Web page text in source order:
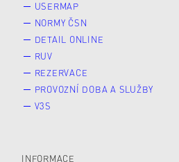
USERMAP
NORMY ČSN
DETAIL ONLINE
RUV
REZERVACE
PROVOZNÍ DOBA A SLUŽBY
V3S
INFORMACE